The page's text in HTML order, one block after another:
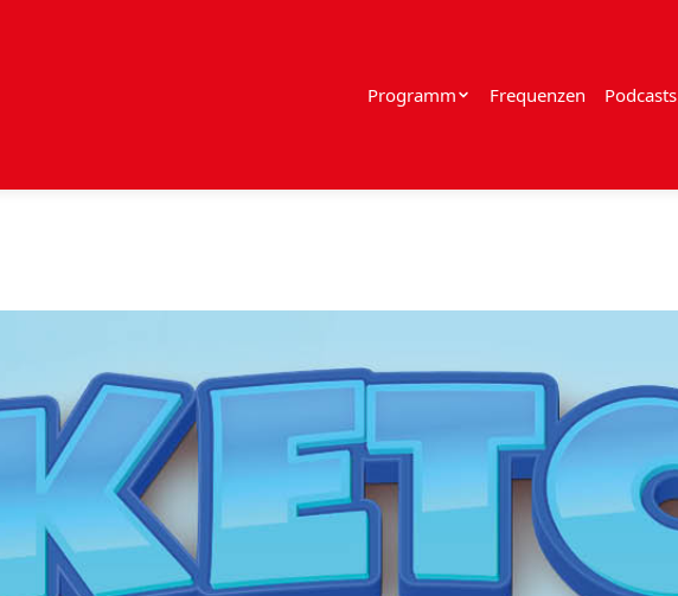
Programm Frequenzen Podcasts